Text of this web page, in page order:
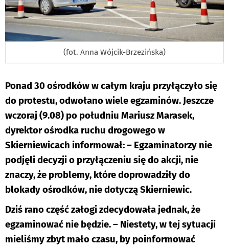
(fot. Anna Wójcik-Brzezińska)
Ponad 30 ośrodków w całym kraju przyłączyło się
do protestu, odwołano wiele egzaminów. Jeszcze
wczoraj (9.08) po południu Mariusz Marasek,
dyrektor ośrodka ruchu drogowego w
Skierniewicach informował: – Egzaminatorzy nie
podjęli decyzji o przyłączeniu się do akcji, nie
znaczy, że problemy, które doprowadziły do
blokady ośrodków, nie dotyczą Skierniewic.
Dziś rano część załogi zdecydowała jednak, że
egzaminować nie będzie. – Niestety, w tej sytuacji
mieliśmy zbyt mało czasu, by poinformować